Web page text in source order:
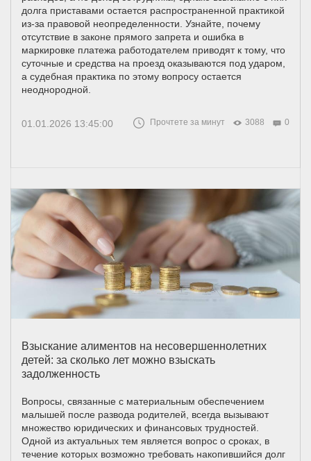
долга приставами остается распространенной практикой
из-за правовой неопределенности. Узнайте, почему
отсутствие в законе прямого запрета и ошибка в
маркировке платежа работодателем приводят к тому, что
суточные и средства на проезд оказываются под ударом,
а судебная практика по этому вопросу остается
неоднородной.
01.01.2026 13:45:00 Прочтете за минут 3088 0
Взыскание алиментов на несовершеннолетних
детей: за сколько лет можно взыскать
задолженность
Вопросы, связанные с материальным обеспечением
малышей после развода родителей, всегда вызывают
множество юридических и финансовых трудностей.
Одной из актуальных тем является вопрос о сроках, в
течение которых возможно требовать накопившийся долг